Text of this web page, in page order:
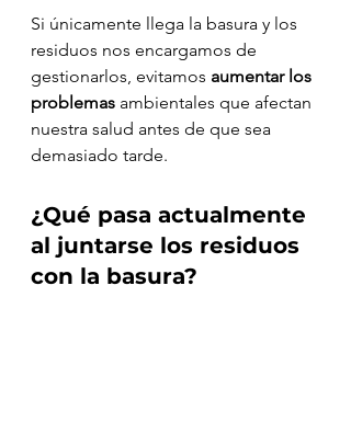
Si únicamente llega la basura y los
residuos nos encargamos de
gestionarlos, evitamos aumentar los
problemas ambientales que afectan
nuestra salud antes de que sea
demasiado tarde.
¿Qué pasa actualmente
al juntarse los residuos
con la basura?